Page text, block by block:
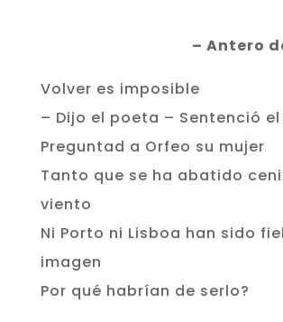
– Antero
Volver es imposible
– Dijo el poeta – Sentenció
Preguntad a Orfeo su mujer
Tanto que se ha abatido
viento
Ni Porto ni Lisboa han sido
imagen
Por qué habrían de serlo?